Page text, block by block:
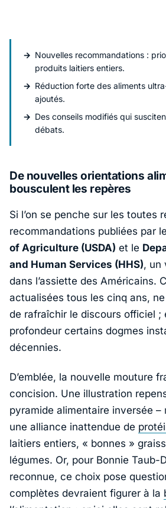
Nouvelles recommandations :
produits laitiers entiers.
Réduction forte des aliments
ajoutés.
Des conseils modifiés qui
débats.
De nouvelles orientations
bousculent les repères
Si l’on se penche sur les toutes
recommandations publiées par le
of Agriculture (USDA) et le
and Human Services (HHS), un
dans l’assiette des Américains.
actualisées tous les cinq ans,
de rafraîchir le discours officiel ;
profondeur certains dogmes
décennies.
D’emblée, la nouvelle mouture
concision. Une illustration
pyramide alimentaire inversée –
une alliance inattendue de
laitiers entiers, « bonnes »
légumes. Or, pour Bonnie Taub-
reconnue, ce choix pose
complètes devraient figurer à la